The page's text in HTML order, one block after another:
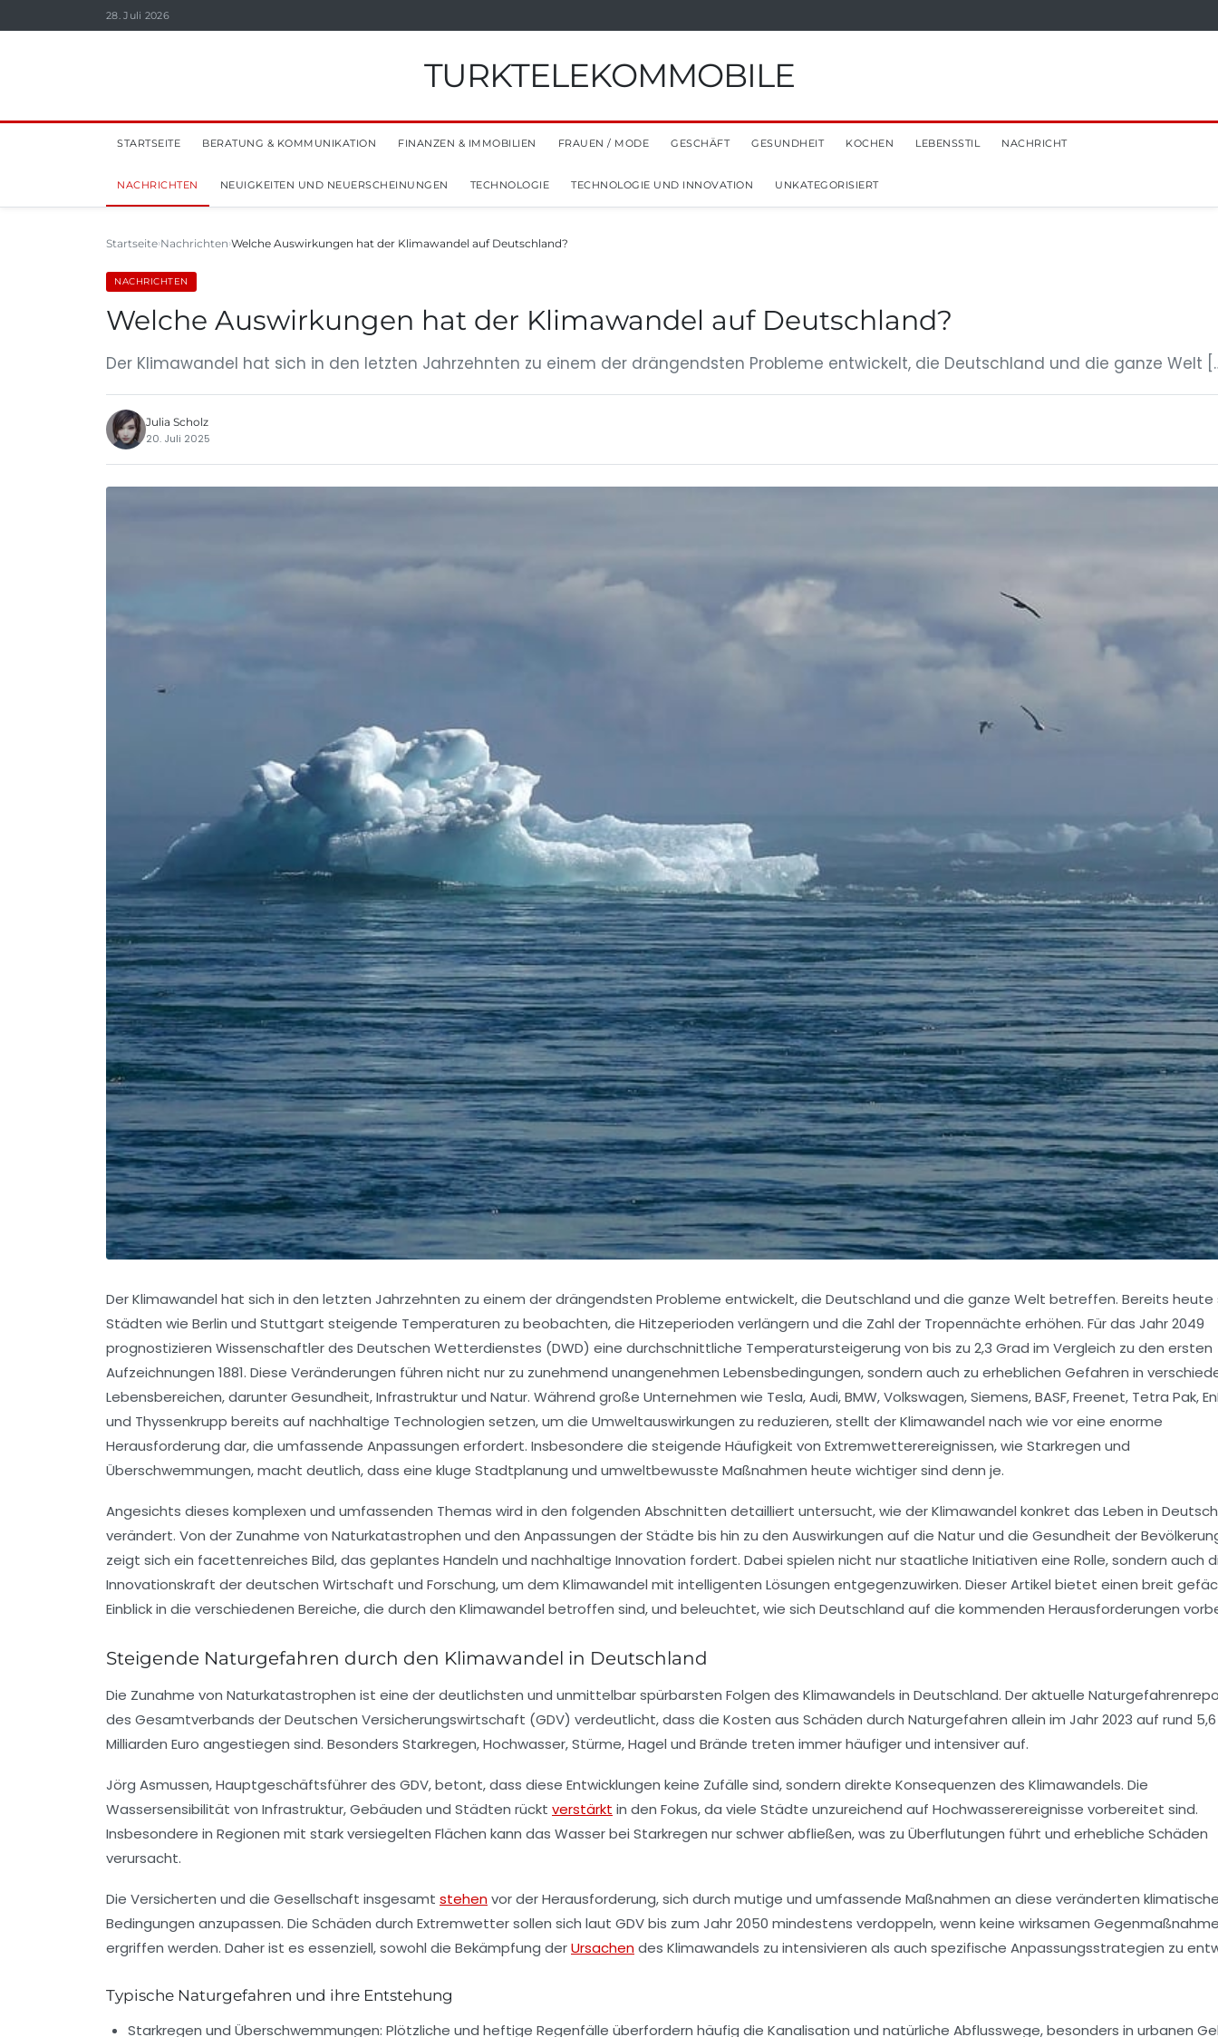
28. Juli 2026
TURKTELEKOMMOBILE
STARTSEITE BERATUNG & KOMMUNIKATION FINANZEN & IMMOBILIEN FRAUEN / MODE GESCHÄFT GESUNDHEIT KOCHEN LEBENSSTIL NACHRICHT
NACHRICHTEN NEUIGKEITEN UND NEUERSCHEINUNGEN TECHNOLOGIE TECHNOLOGIE UND INNOVATION UNKATEGORISIERT
Startseite Nachrichten Welche Auswirkungen hat der Klimawandel auf Deutschland?
NACHRICHTEN
Welche Auswirkungen hat der Klimawandel auf Deutschland?
Der Klimawandel hat sich in den letzten Jahrzehnten zu einem der drängendsten Probleme entwickelt, die Deutschland und die ganze Welt
Julia Scholz
20. Juli 2025
Der Klimawandel hat sich in den letzten Jahrzehnten zu einem der drängendsten Probleme entwickelt, die Deutschland und die ganze Welt betreffen. Bereits heute
Städten wie Berlin und Stuttgart steigende Temperaturen zu beobachten, die Hitzeperioden verlängern und die Zahl der Tropennächte erhöhen. Für das Jahr 2049
prognostizieren Wissenschaftler des Deutschen Wetterdienstes (DWD) eine durchschnittliche Temperatursteigerung von bis zu 2,3 Grad im Vergleich zu den ersten
Aufzeichnungen 1881. Diese Veränderungen führen nicht nur zu zunehmend unangenehmen Lebensbedingungen, sondern auch zu erheblichen Gefahren in
Lebensbereichen, darunter Gesundheit, Infrastruktur und Natur. Während große Unternehmen wie Tesla, Audi, BMW, Volkswagen, Siemens, BASF, Freenet, Tetra Pak,
und Thyssenkrupp bereits auf nachhaltige Technologien setzen, um die Umweltauswirkungen zu reduzieren, stellt der Klimawandel nach wie vor eine enorme
Herausforderung dar, die umfassende Anpassungen erfordert. Insbesondere die steigende Häufigkeit von Extremwetterereignissen, wie Starkregen und
Überschwemmungen, macht deutlich, dass eine kluge Stadtplanung und umweltbewusste Maßnahmen heute wichtiger sind denn je.
Angesichts dieses komplexen und umfassenden Themas wird in den folgenden Abschnitten detailliert untersucht, wie der Klimawandel konkret das Leben in
verändert. Von der Zunahme von Naturkatastrophen und den Anpassungen der Städte bis hin zu den Auswirkungen auf die Natur und die Gesundheit der
zeigt sich ein facettenreiches Bild, das geplantes Handeln und nachhaltige Innovation fordert. Dabei spielen nicht nur staatliche Initiativen eine Rolle, sondern auch
Innovationskraft der deutschen Wirtschaft und Forschung, um dem Klimawandel mit intelligenten Lösungen entgegenzuwirken. Dieser Artikel bietet einen breit
Einblick in die verschiedenen Bereiche, die durch den Klimawandel betroffen sind, und beleuchtet, wie sich Deutschland auf die kommenden Herausforderungen
Steigende Naturgefahren durch den Klimawandel in Deutschland
Die Zunahme von Naturkatastrophen ist eine der deutlichsten und unmittelbar spürbarsten Folgen des Klimawandels in Deutschland. Der aktuelle
des Gesamtverbands der Deutschen Versicherungswirtschaft (GDV) verdeutlicht, dass die Kosten aus Schäden durch Naturgefahren allein im Jahr 2023 auf rund 5,6
Milliarden Euro angestiegen sind. Besonders Starkregen, Hochwasser, Stürme, Hagel und Brände treten immer häufiger und intensiver auf.
Jörg Asmussen, Hauptgeschäftsführer des GDV, betont, dass diese Entwicklungen keine Zufälle sind, sondern direkte Konsequenzen des Klimawandels. Die
Wassersensibilität von Infrastruktur, Gebäuden und Städten rückt verstärkt in den Fokus, da viele Städte unzureichend auf Hochwasserereignisse vorbereitet sind.
Insbesondere in Regionen mit stark versiegelten Flächen kann das Wasser bei Starkregen nur schwer abfließen, was zu Überflutungen führt und erhebliche Schäden
verursacht.
Die Versicherten und die Gesellschaft insgesamt stehenvor der Herausforderung, sich durch mutige und umfassende Maßnahmen an diese veränderten
Bedingungen anzupassen. Die Schäden durch Extremwetter sollen sich laut GDV bis zum Jahr 2050 mindestens verdoppeln, wenn keine wirksamen
ergriffen werden. Daher ist es essenziell, sowohl die Bekämpfung derUrsachendes Klimawandels zu intensivieren als auch spezifische Anpassungsstrategien zu
Typische Naturgefahren und ihre Entstehung
Starkregen und Überschwemmungen: Plötzliche und heftige Regenfälle überfordern häufig die Kanalisation und natürliche Abflusswege, besonders in urbanen